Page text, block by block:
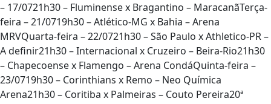
– 17/0721h30 – Fluminense x Bragantino – MaracanãTerça-
feira – 21/0719h30 – Atlético-MG x Bahia – Arena
MRVQuarta-feira – 22/0721h30 – São Paulo x Athletico-PR –
A definir21h30 – Internacional x Cruzeiro – Beira-Rio21h30
– Chapecoense x Flamengo – Arena CondáQuinta-feira –
23/0719h30 – Corinthians x Remo – Neo Química
Arena21h30 – Coritiba x Palmeiras – Couto Pereira20ª